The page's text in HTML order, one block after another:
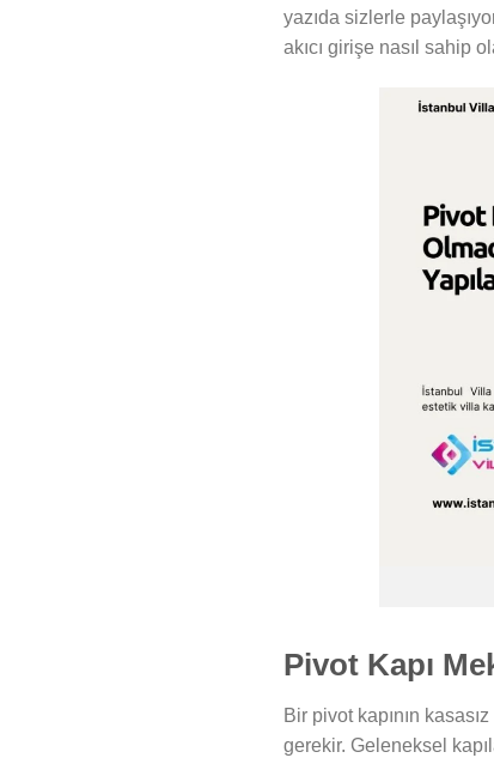
yazıda sizlerle
akıcı girişe nasıl sahip
Pivot Kapı
Bir pivot kapının
gerekir. Geleneksel